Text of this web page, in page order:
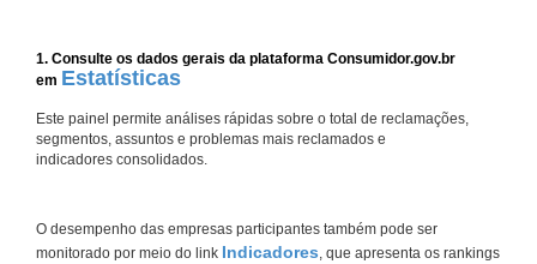
1. Consulte os dados gerais da plataforma Consumidor.gov.br
em Estatísticas
Este painel permite análises rápidas sobre o total de reclamações,
segmentos, assuntos e problemas mais reclamados e
indicadores consolidados.
O desempenho das empresas participantes também pode ser
monitorado por meio do link Indicadores, que apresenta os rankings